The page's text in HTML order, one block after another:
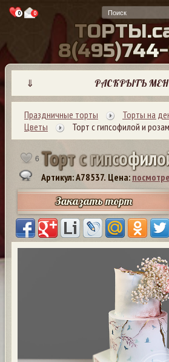
0 0
ТОРТЫ.с
8(495)744-
⇓ РАСКРЫТЬ
Праздничные торты
Торты на
Цветы
Торт с гипсофилой и
6 Тортсгипсофило
Артикул: A78537. Цена:
Заказать торт